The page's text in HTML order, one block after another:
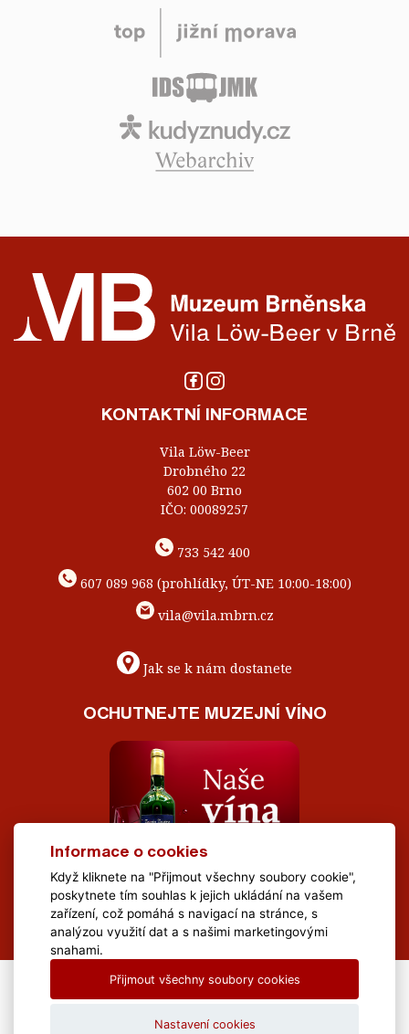
KONTAKTNÍ INFORMACE
Vila Löw-Beer
Drobného 22
602 00 Brno
IČO: 00089257
733 542 400
607 089 968 (prohlídky, ÚT-NE 10:00-18:00)
vila@vila.mbrn.cz
Jak se k nám dostanete
OCHUTNEJTE MUZEJNÍ VÍNO
All Rights Reserved Muzeum Brněnska © 2020, Webdesign by
Informace o cookies
Když kliknete na "Přijmout všechny soubory cookie",
poskytnete tím souhlas k jejich ukládání na vašem
zařízení, což pomáhá s navigací na stránce, s
analýzou využití dat a s našimi marketingovými
snahami.
Přijmout všechny soubory cookies
Nastavení cookies